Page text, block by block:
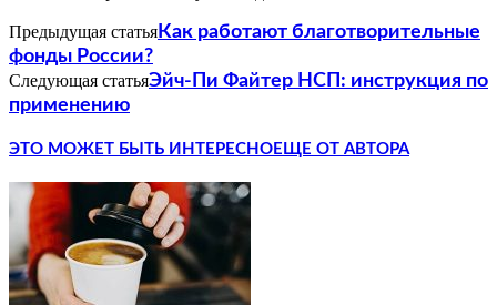
Предыдущая статьяКак работают благотворительные
фонды России?
Следующая статьяЭйч-Пи Файтер НСП: инструкция по
применению
ЭТО МОЖЕТ БЫТЬ ИНТЕРЕСНО ЕЩЕ ОТ АВТОРА